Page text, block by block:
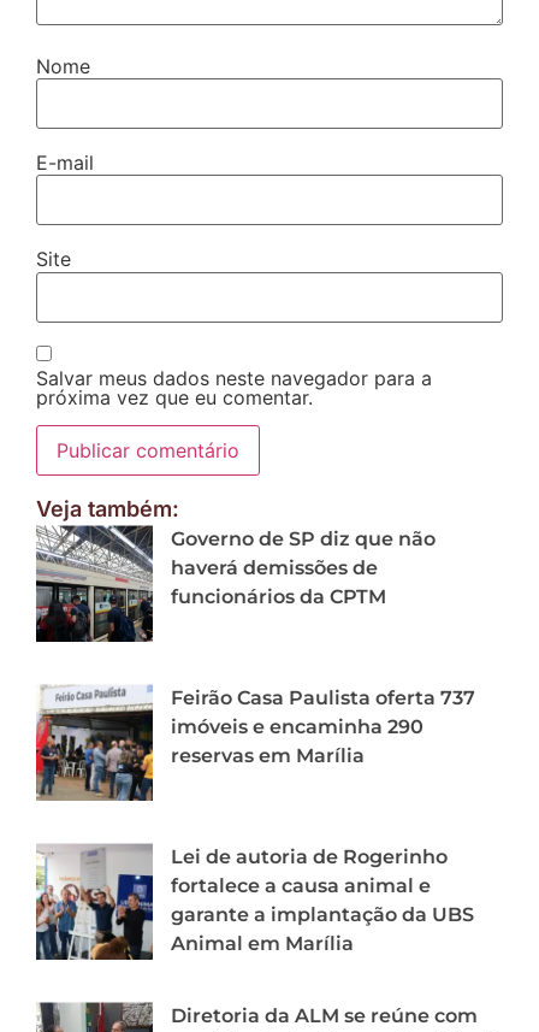
Nome
E-mail
Site
Salvar meus dados neste navegador para a
próxima vez que eu comentar.
Veja também:
Governo de SP diz que não
haverá demissões de
funcionários da CPTM
Feirão Casa Paulista oferta 737
imóveis e encaminha 290
reservas em Marília
Lei de autoria de Rogerinho
fortalece a causa animal e
garante a implantação da UBS
Animal em Marília
Diretoria da ALM se reúne com